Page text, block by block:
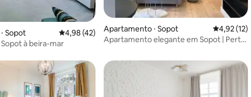
de 5, 36 avaliações
Sopot 4,98 de uma avaliação média de 5, 42 avaliações
4,98 (42)
à beira-mar
Apartamento ⋅ Sopot 4,92 de
4,92 (12)
Apartamento elegante em Sopot | Perto